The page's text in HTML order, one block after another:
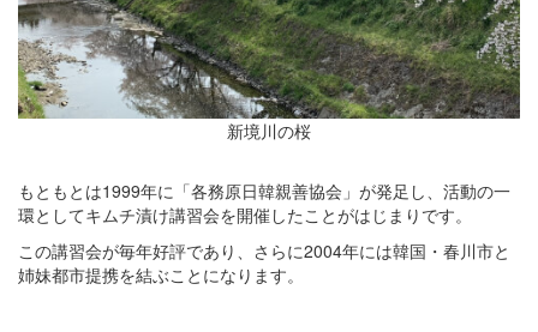
新境川の桜
もともとは1999年に「各務原日韓親善協会」が発足し、活動の一
環としてキムチ漬け講習会を開催したことがはじまりです。
この講習会が毎年好評であり、さらに2004年には韓国・春川市と
姉妹都市提携を結ぶことになります。